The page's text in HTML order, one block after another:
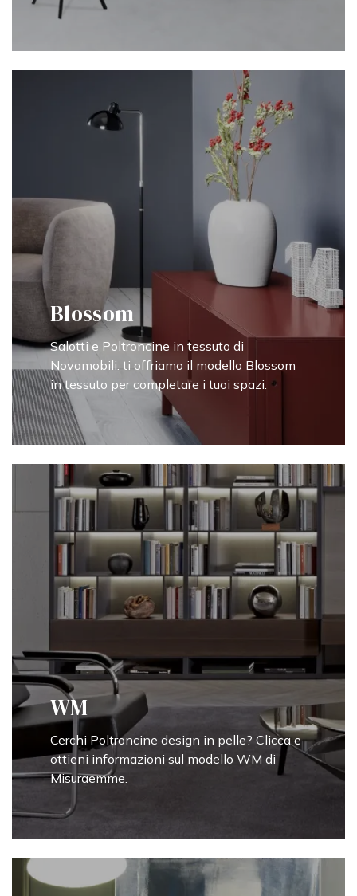
Blossom
Salotti e Poltroncine in tessuto di
Novamobili: ti offriamo il modello Blossom
in tessuto per completare i tuoi spazi.
WM
Cerchi Poltroncine design in pelle? Clicca e
ottieni informazioni sul modello WM di
Misuraemme.